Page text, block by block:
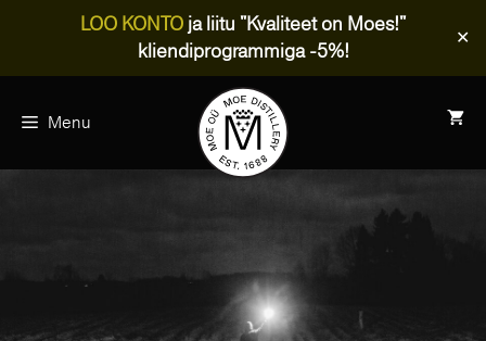
LOO KONTO ja liitu "Kvaliteet on Moes!"
kliendiprogrammiga -5%!
✕
Menu